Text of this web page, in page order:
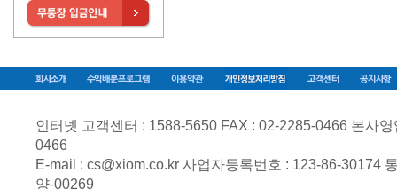
인터넷 고객센터 : 1588-5650 FAX : 02-2285-0466 본사
0466
E-mail : cs@xiom.co.kr사업자등록번호 : 123-86-30174
양-00269